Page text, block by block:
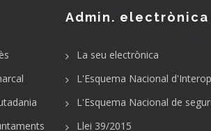
Admin. electrònica
La seu electrònica
L'Esquema Nacional
L'Esquema Nacional de
Llei 39/2015